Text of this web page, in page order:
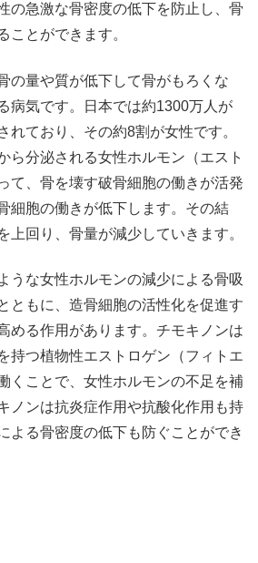
の急激な骨密度の低下を防止し、骨
ことができます。
の量や質が低下して骨がもろくな
病気です。日本では約1300万人が
れており、その約8割が女性です。
ら分泌される女性ホルモン（エスト
て、骨を壊す破骨細胞の働きが活発
細胞の働きが低下します。その結
上回り、骨量が減少していきます。
うな女性ホルモンの減少による骨吸
ともに、造骨細胞の活性化を促進す
める作用があります。チモキノンは
持つ植物性エストロゲン（フィトエ
くことで、女性ホルモンの不足を補
ノンは抗炎症作用や抗酸化作用も持
よる骨密度の低下も防ぐことができ